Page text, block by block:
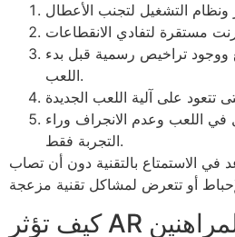
ووجود تراخيص رسمية قبل بدء
اللعب.
في اللعب وعدم الانجراف وراء
التجربة فقط.
في الاستمتاع بالتقنية دون أن تصاب
كيف تؤثر AR على سلوك المراهنين